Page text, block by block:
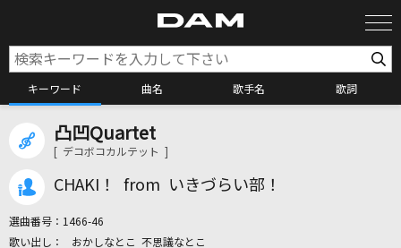
キーワード 曲名 歌手名 歌詞
凸凹Quartet
[ デコボコカルテット ]
CHAKI！ from いきづらい部！
選曲番号： 1466-46
おかしなとこ 不思議なとこ